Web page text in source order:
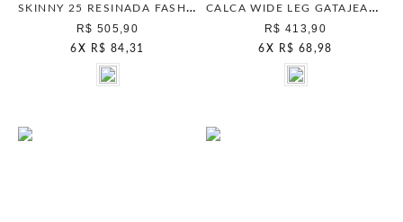
SKINNY 25 RESINADA FASHION DARK CAMPY
R$ 505,90
6 X R$ 84,31
CALCA WIDE LEG GATAJEANS COOKIE
R$ 413,90
6 X R$ 68,98